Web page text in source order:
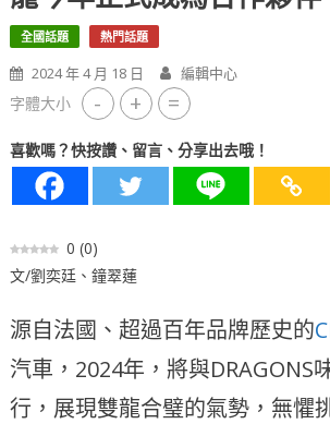
全國話題 熱門話題
2024 年 4 月 18 日 編輯中心
字體大小 - + =
喜歡嗎？快按讚、留言、分享出去哦！
0 (0)
文/劉奕廷、鐘翠蓮
源自法國、超過百年品牌歷史的
汽車，2024年，將與DRAGONS
行，展現雙龍合璧的氣勢，無懼